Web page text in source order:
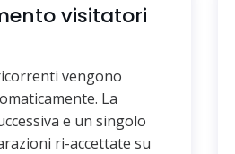
visitatori
vengono
La
e un singolo
ri-accettate su